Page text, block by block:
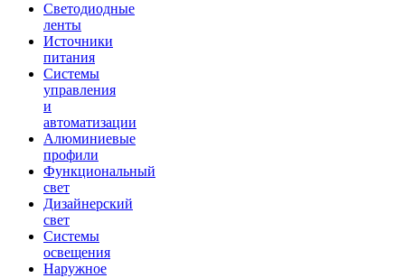
Светодиодные
ленты
Источники
питания
Системы
управления
и
автоматизации
Алюминиевые
профили
Функциональный
свет
Дизайнерский
свет
Системы
освещения
Наружное